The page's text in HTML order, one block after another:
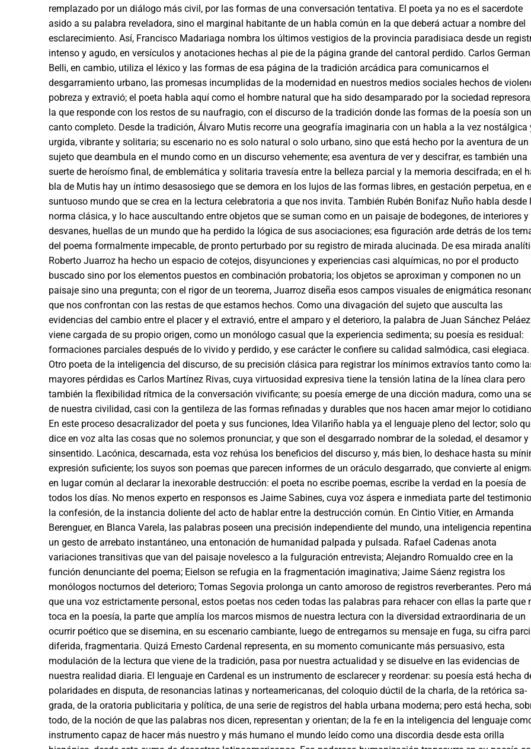
remplazado por un diálogo más civil, por las formas de una conversación tentativa. El poeta ya no es el sacerdote
asido a su palabra reveladora, sino el margi­nal habitante de un habla común en la que deberá actuar a nombre del
esclarecimiento. Así, Francisco Madariaga nombra los últimos vestigios de la provincia paradisiaca desde un
intenso y agudo, en versículos y anota­ciones hechas al pie de la página grande del cantoral perdido. Carlos German
Belli, en cambio, utiliza el léxico y las formas de esa página de la tradición arcádica para comunicarnos el
desgarramiento urbano, las promesas incumplidas de la modernidad en nuestros medios socia­les hechos de
pobreza y extravió; el poeta ha­bla aquí como el hombre natural que ha sido desampa­rado por la sociedad
la que responde con los restos de su naufragio, con el discurso de la tradición donde las formas de la poesía son un
canto completo. Desde la tradición, Álvaro Mutis recorre una geografía ima­ginaria con un habla a la vez nostálgica
urgida, vibran­te y solitaria; su escenario no es solo natural o solo urbano, sino que está hecho por la aventura de un
sujeto que deambula en el mundo como en un discurso vehemente; esa aventura de ver y descifrar, es también una
suerte de heroísmo final, de emblemática y solitaria travesía entre la belleza parcial y la memoria descifrada; en el
bla de Mutis hay un íntimo desasosiego que se demora en los lujos de las formas libres, en gestación perpetua, en
suntuoso mundo que se crea en la lectura celebra­toria a que nos invita. También Rubén Bonifaz Nuño ha­bla desde
norma clásica, y lo hace auscultando entre objetos que se suman como en un paisaje de bodegones, de interiores y
desvanes, huellas de un mundo que ha per­dido la lógica de sus asociaciones; esa figuración arde detrás de los
del poema formalmente impecable, de pronto perturbado por su registro de mirada alucinada. De esa mirada
Roberto Juarroz ha hecho un es­pacio de cotejos, disyunciones y experiencias casi alquímicas, no por el producto
buscado sino por los elemen­tos puestos en combinación probatoria; los objetos se aproximan y componen no un
paisaje sino una pregunta; con el rigor de un teorema, Juarroz diseña esos campos visuales de enigmática
que nos confrontan con las restas de que estamos hechos. Como una divagación del sujeto que ausculta las
evidencias del cambio entre el placer y el extravió, entre el amparo y el deterioro, la palabra de Juan Sánchez Peláez
viene cargada de su pro­pio origen, como un monólogo casual que la experiencia sedimenta; su poesía es residual:
formaciones parciales después de lo vivido y perdido, y ese carácter le confiere su calidad salmódica, casi elegiaca.
Otro poeta de la inteli­gencia del discurso, de su precisión clásica para registrar los mínimos extravíos tanto como
mayores pérdidas es Carlos Martínez Rivas, cuya virtuosidad expresiva tiene la tensión latina de la línea clara pero
también la flexibi­lidad rítmica de la conversación vivificante; su poesía emerge de una dicción madura, como una
de nues­tra civilidad, casi con la gentileza de las formas refina­das y durables que nos hacen amar mejor lo
En este proceso desacralizador del poeta y sus funciones, Idea Vilariño habla ya el lenguaje pleno del lector; solo
dice en voz alta las cosas que no solemos pronunciar, y que son el desgarrado nombrar de la soledad, el desa­mor y
sinsentido. Lacónica, descarnada, esta voz re­húsa los beneficios del discurso y, más bien, lo deshace hasta su
expresión suficiente; los suyos son poe­mas que parecen informes de un oráculo desgarrado, que convierte al
en lugar común al declarar la inexo­rable destrucción: el poeta no escribe poemas, escribe la verdad en la poesía de
todos los días. No menos experto en responsos es Jaime Sabines, cuya voz áspera e inme­diata parte del
la confesión, de la instan­cia doliente del acto de hablar entre la destrucción común. En Cintio Vitier, en Armanda
Berenguer, en Blanca Varela, las palabras poseen una precisión independiente del mundo, una inteligencia
un gesto de arre­bato instantáneo, una entonación de humanidad palpada y pulsada. Rafael Cadenas anota
variaciones transitivas que van del paisaje novelesco a la fulguración entrevis­ta; Alejandro Romualdo cree en la
función denunciante del poema; Eielson se refugia en la fragmentación imagi­nativa; Jaime Sáenz registra los
monólogos nocturnos del deterioro; Tomas Segovia prolonga un canto amoroso de registros reverberantes. Pero
que una voz estricta­mente personal, estos poetas nos ceden todas las palabras para rehacer con ellas la parte que
toca en la poesía, la parte que amplía los marcos mismos de nuestra lectu­ra con la diversidad extraordinaria de un
ocurrir poético que se disemina, en su escenario cambiante, luego de entregarnos su mensaje en fuga, su cifra
diferi­da, fragmentaria. Quizá Ernesto Cardenal representa, en su momento comunicante más persuasivo, esta
modulación de la lectura que viene de la tradición, pasa por nues­tra actualidad y se disuelve en las evidencias de
nuestra realidad diaria. El lenguaje en Cardenal es un instrumento de esclarecer y reordenar: su poesía está hecha
pola­ridades en disputa, de resonancias latinas y norteamericanas, del coloquio dúctil de la charla, de la retórica sa­
grada, de la oratoria publicitaria y política, de una serie de registros del habla urbana moderna; pero está hecha,
todo, de la noción de que las palabras nos dicen, representan y orientan; de la fe en la inteligencia del len­guaje
instrumento capaz de hacer más nuestro y más humano el mundo leído como una discordia desde esta orilla